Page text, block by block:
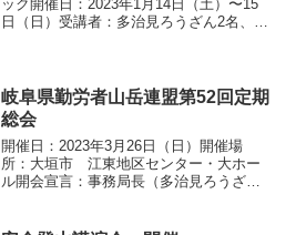
ック開催日：2023年1月14日（土）〜15
日（日）受講者：多治見ろうざん2名、み
所にて...
岐阜県勤労者山岳連盟第52回定期
総会
開催日：2023年3月26日（日）開催場
所：大垣市 江東地区センター・大ホー
ル開会宣言：事務局長（多治見ろうざ